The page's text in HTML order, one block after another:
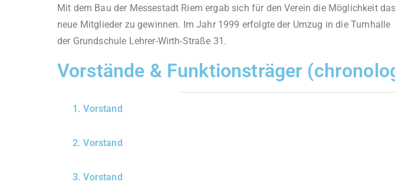
Mit dem Bau der Messestadt Riem ergab sich für den Verein die Möglichkeit
neue Mitglieder zu gewinnen. Im Jahr 1999 erfolgte der Umzug in die Turnhalle
der Grundschule Lehrer-Wirth-Straße 31.
Vorstände & Funktionsträger
1. Vorstand
2. Vorstand
3. Vorstand